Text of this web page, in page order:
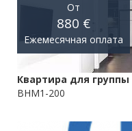
От
880 €
Ежемесячная оплата
Квартира для группы
BHM1-200